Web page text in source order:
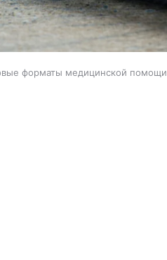
форматы медицинской помощи